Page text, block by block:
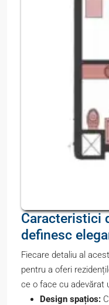
Caracteristici
definesc
Fiecare detaliu al
pentru a oferi
ce o face cu adevărat
Design spațios: